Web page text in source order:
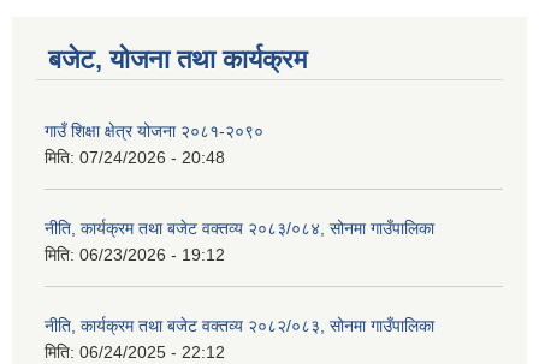
बजेट, योजना तथा कार्यक्रम
गाउँ शिक्षा क्षेत्र योजना २०८१-२०९०
मिति: 07/24/2026 - 20:48
नीति, कार्यक्रम तथा बजेट वक्तव्य २०८३/०८४, सोनमा गाउँपालिका
मिति: 06/23/2026 - 19:12
नीति, कार्यक्रम तथा बजेट वक्तव्य २०८२/०८३, सोनमा गाउँपालिका
मिति: 06/24/2025 - 22:12